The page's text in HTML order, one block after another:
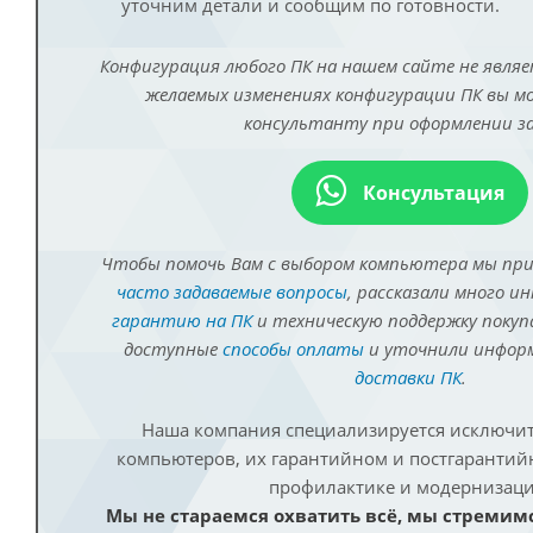
уточним детали и сообщим по готовности.
Конфигурация любого ПК на нашем сайте не
желаемых изменениях конфигурации ПК вы
консультанту при оформлении
Консультация
Чтобы помочь Вам с выбором компьютера мы
часто задаваемые вопросы, рассказали много
гарантию на ПКи техническую поддержку
доступные способы оплатыи уточнили
доставки ПК.
Наша компания специализируется
компьютеров, их гарантийном и
профилактике и
Мы не стараемся охватить всё, мы